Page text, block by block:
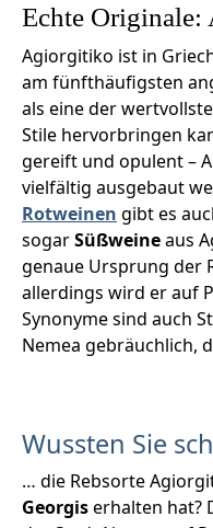
Echte
Agiorgitiko ist in
am fünfthäufigsten
als eine der
Stile hervorbringen
gereift und opulent –
vielfältig ausgebaut
Rotweinen gibt es
sogarSüßweineaus
genaue Ursprung der
allerdings wird er auf
Synonyme sind auch
Nemea gebräuchlich,
Wussten Sie
… die Rebsorte
Georgiserhalten hat?